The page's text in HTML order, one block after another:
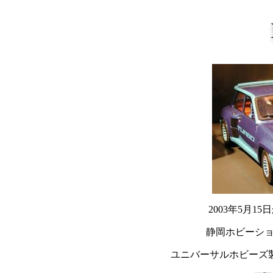
2003年5月15
静岡ホビーシ
ユニバーサルホビーズ